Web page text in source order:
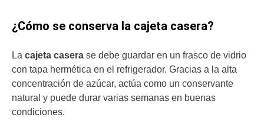
¿Cómo se conserva la cajeta casera?
La cajeta casera se debe guardar en un frasco de vidrio
con tapa hermética en el refrigerador. Gracias a la alta
concentración de azúcar, actúa como un conservante
natural y puede durar varias semanas en buenas
condiciones.